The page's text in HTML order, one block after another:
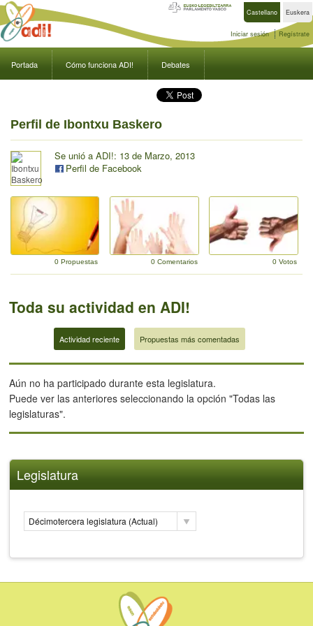
Castellano Euskera
Iniciar sesión Regístrate
Portada Cómo funciona ADI! Debates
Perfil de Ibontxu Baskero
Se unió a ADI!: 13 de Marzo, 2013
Perfil de Facebook
0 Propuestas 0 Comentarios 0 Votos
Toda su actividad en ADI!
Actividad reciente Propuestas más comentadas
Aún no ha participado durante esta legislatura.
Puede ver las anteriores seleccionando la opción "Todas las
legislaturas".
Legislatura
Décimotercera legislatura (Actual)